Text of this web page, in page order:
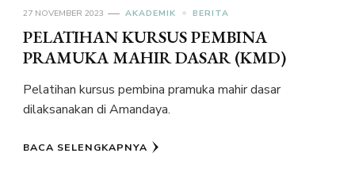
27 NOVEMBER 2023 AKADEMIK BERITA
PELATIHAN KURSUS PEMBINA
PRAMUKA MAHIR DASAR (KMD)
Pelatihan kursus pembina pramuka mahir dasar
dilaksanakan di Amandaya.
BACA SELENGKAPNYA